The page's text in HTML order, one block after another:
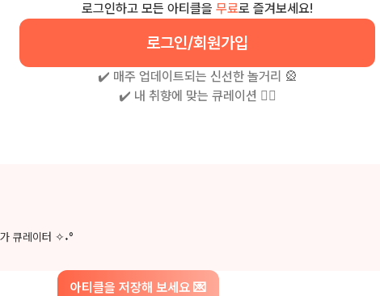
로그인하고 모든 아티클을 무료로 즐겨보세요!
로그인/회원가입
✔️ 매주 업데이트되는 신선한 놀거리 🎡
✔️ 내 취향에 맞는 큐레이션 🧚‍♀
큐레이터 ✧˖°
아티클을 저장해 보세요 💌